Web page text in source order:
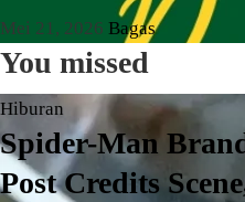
Mei 21, 2026 Bagas
You missed
Hiburan
Spider-Man
Post Credits